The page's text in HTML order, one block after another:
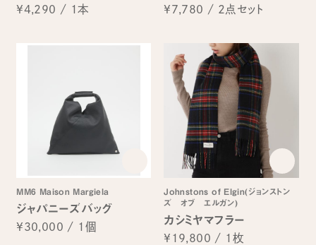
¥4,290 / 1本 ¥7,780 / 2点セット
MM6 Maison Margiela
ジャパニーズバッグ
¥30,000 / 1個
Johnstons of Elgin(ジョンストン
ズ オブ エルガン)
カシミヤマフラー
¥19,800 / 1枚